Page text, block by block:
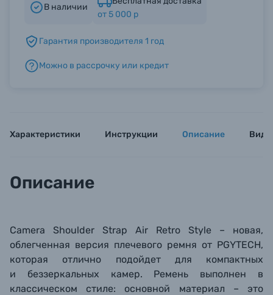
Б/У фототехника (Комиссионные товары)
Уценённые товары
В наличии
от 5 000 р
Гарантия производителя 1 год
Можно в рассрочку или кредит
Характеристики Инструкции Описание
Описание
Camera Shoulder Strap Air Retro Style – новая,
облегченная версия плечевого ремня от PGYTECH,
которая отлично подойдет для компактных
и беззеркальных камер. Ремень выполнен в
классическом стиле: основной материал – это